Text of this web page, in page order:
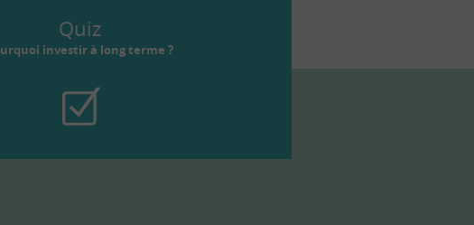
Quiz
investir à long terme ?